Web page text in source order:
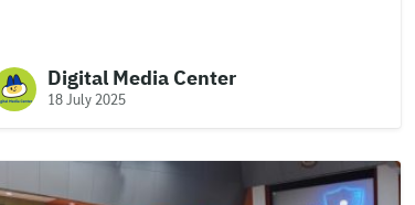
Search
Digital Media Center
18 July 2025